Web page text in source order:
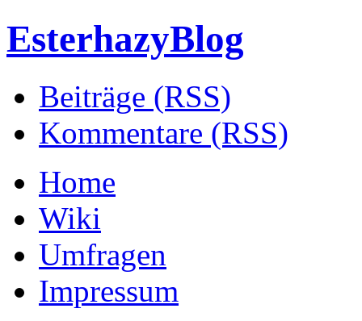
EsterhazyBlog
Beiträge (RSS)
Kommentare (RSS)
Home
Wiki
Umfragen
Impressum